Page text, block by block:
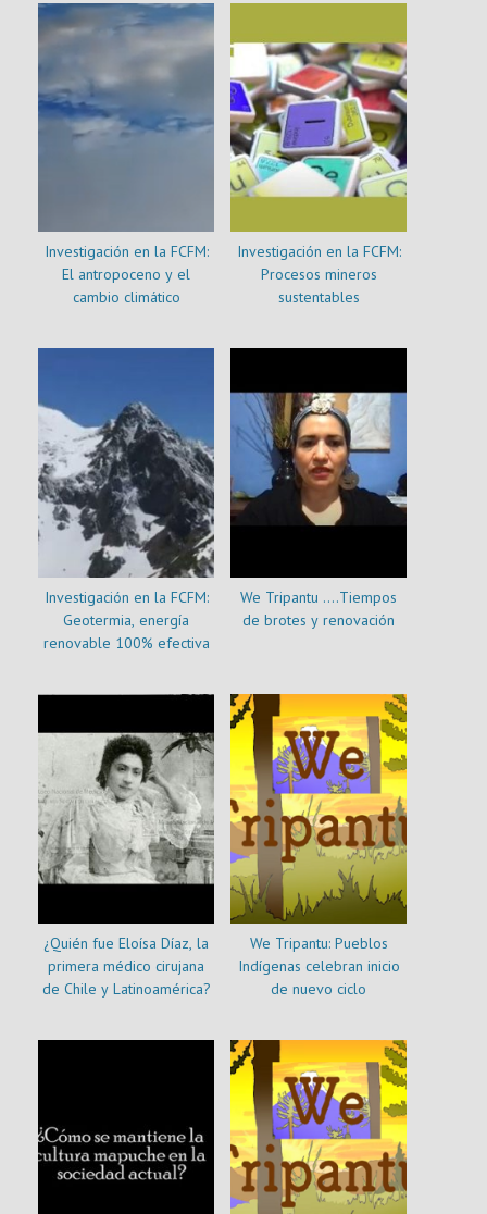
Investigación en la FCFM:
El antropoceno y el
cambio climático
Investigación en la FCFM:
Procesos mineros
sustentables
Investigación en la FCFM:
Geotermia, energía
renovable 100% efectiva
We Tripantu ….Tiempos
de brotes y renovación
¿Quién fue Eloísa Díaz, la
primera médico cirujana
de Chile y Latinoamérica?
We Tripantu: Pueblos
Indígenas celebran inicio
de nuevo ciclo